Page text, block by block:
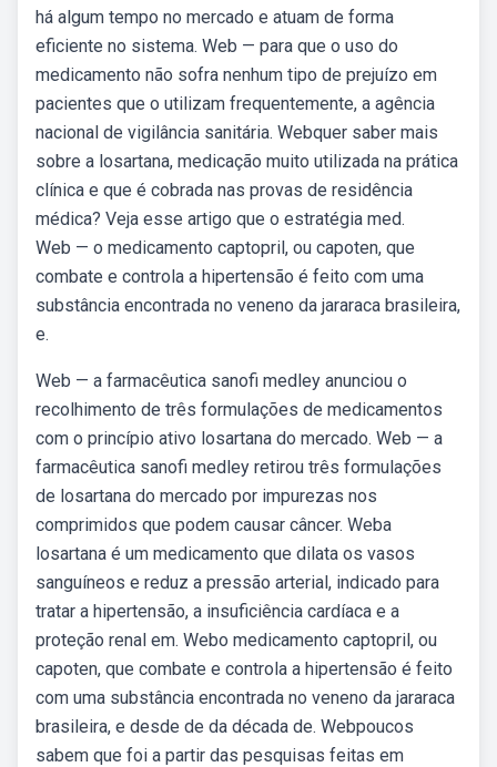
há algum tempo no mercado e atuam de forma
eficiente no sistema. Web — para que o uso do
medicamento não sofra nenhum tipo de prejuízo em
pacientes que o utilizam frequentemente, a agência
nacional de vigilância sanitária. Webquer saber mais
sobre a losartana, medicação muito utilizada na prática
clínica e que é cobrada nas provas de residência
médica? Veja esse artigo que o estratégia med.
Web — o medicamento captopril, ou capoten, que
combate e controla a hipertensão é feito com uma
substância encontrada no veneno da jararaca brasileira,
e.
Web — a farmacêutica sanofi medley anunciou o
recolhimento de três formulações de medicamentos
com o princípio ativo losartana do mercado. Web — a
farmacêutica sanofi medley retirou três formulações
de losartana do mercado por impurezas nos
comprimidos que podem causar câncer. Weba
losartana é um medicamento que dilata os vasos
sanguíneos e reduz a pressão arterial, indicado para
tratar a hipertensão, a insuficiência cardíaca e a
proteção renal em. Webo medicamento captopril, ou
capoten, que combate e controla a hipertensão é feito
com uma substância encontrada no veneno da jararaca
brasileira, e desde de da década de. Webpoucos
sabem que foi a partir das pesquisas feitas em